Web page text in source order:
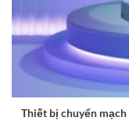
Thiết bị chuyển